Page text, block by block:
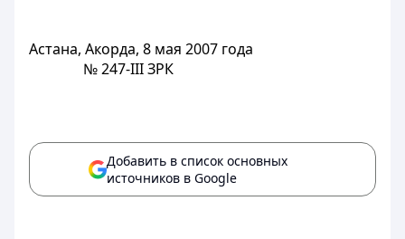
Астана, Акорда, 8 мая 2007 года
№ 247-III ЗРК
Добавить в список основных
источников в Google